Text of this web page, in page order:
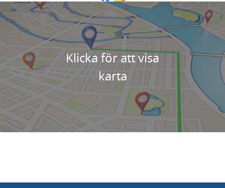
Klicka för att visa
karta